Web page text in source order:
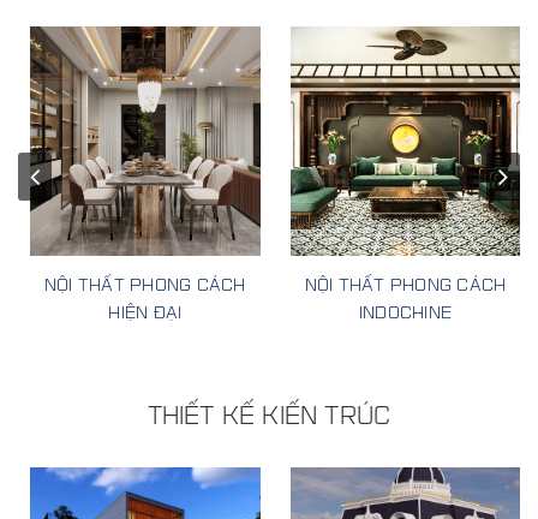
NỘI THẤT PHONG CÁCH
HIỆN ĐẠI
NỘI THẤT PHONG CÁCH
INDOCHINE
THIẾT KẾ KIẾN TRÚC